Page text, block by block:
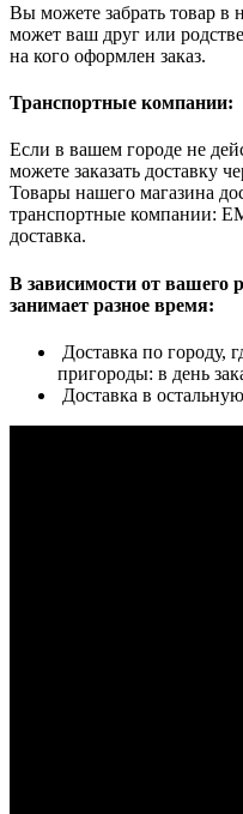
Вы можете забрать товар в
может ваш друг или
на кого оформлен заказ.
Транспортные компании:
Если в вашем городе не
можете заказать доставку
Товары нашего магазина
транспортные компании:
доставка.
В зависимости от вашего
занимает разное время:
Доставка по городу,
пригороды: в день
Доставка в